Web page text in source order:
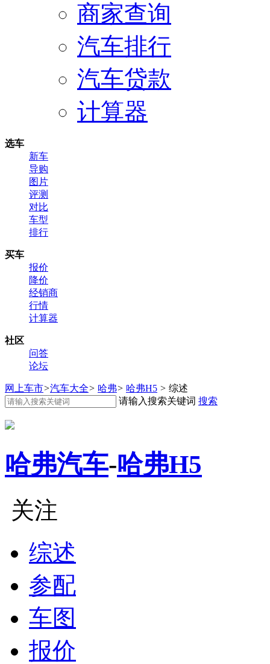
商家查询
汽车排行
汽车贷款
计算器
选车
新车
导购
图片
评测
对比
车型
排行
买车
报价
降价
经销商
行情
计算器
社区
问答
论坛
网上车市>汽车大全> 哈弗> 哈弗H5 > 综述
请输入搜索关键词 搜索
哈弗汽车-哈弗H5
关注
综述
参配
车图
报价